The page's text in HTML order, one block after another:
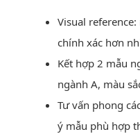
Visual
chính xác hơn
Kết hợp 2 mẫu
ngành A, màu
Tư vấn phong
ý mẫu phù hợp